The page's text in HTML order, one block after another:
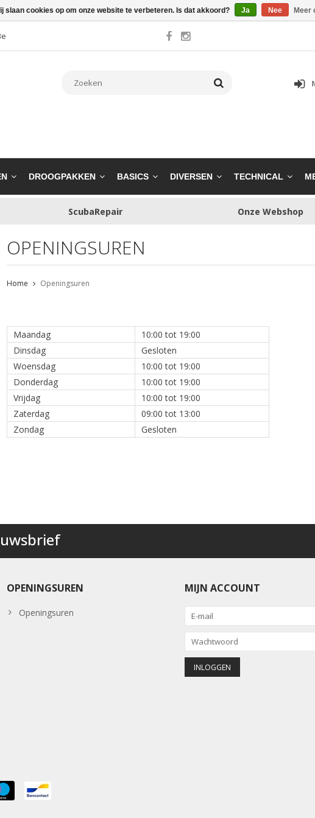
DROOGPAKKEN BASICS DIVERSEN TECHNICAL
ScubaRepair Onze Webshop
OPENINGSUREN
Home Openingsuren
Maandag
10:00 tot 19:00
Dinsdag
Gesloten
Woensdag
10:00 tot 19:00
Donderdag
10:00 tot 19:00
Vrijdag
10:00 tot 19:00
Zaterdag
09:00 tot 13:00
Zondag
Gesloten
OPENINGSUREN
Openingsuren
MIJN ACCOUNT
slaan cookies op om onze website te verbeteren. Is dat akkoord? Ja Nee Meer